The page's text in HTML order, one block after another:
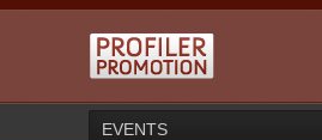
EVENTS